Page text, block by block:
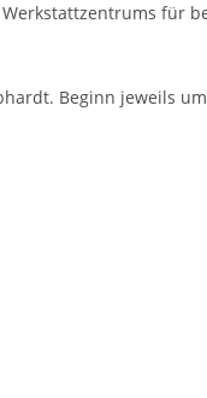
für
Beginn